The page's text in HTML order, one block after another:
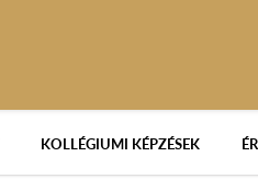
KOLLÉGIUMI KÉPZÉSEK